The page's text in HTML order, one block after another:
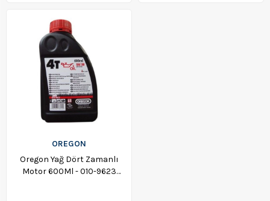
OREGON
Oregon Yağ Dört Zamanlı
Motor 600Ml - 010-9623